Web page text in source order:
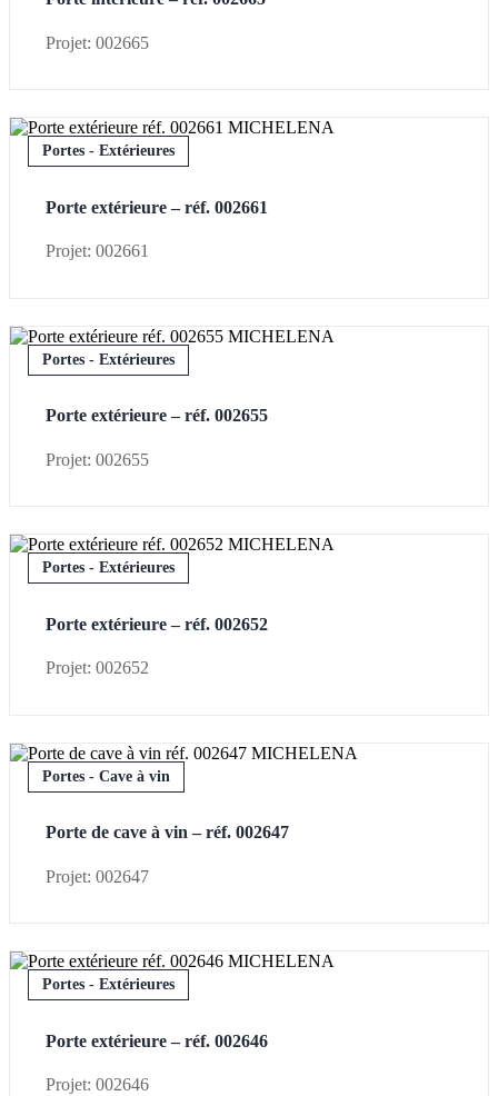
Projet: 002665
Portes - Extérieures
Porte extérieure – réf. 002661
Projet: 002661
Portes - Extérieures
Porte extérieure – réf. 002655
Projet: 002655
Portes - Extérieures
Porte extérieure – réf. 002652
Projet: 002652
Portes - Cave à vin
Porte de cave à vin – réf. 002647
Projet: 002647
Portes - Extérieures
Porte extérieure – réf. 002646
Projet: 002646